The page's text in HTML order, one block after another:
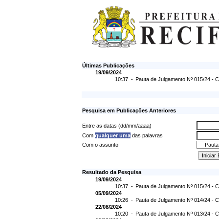
Últimas Publicações
19/09/2024
10:37 - Pauta de Julgamento Nº 015/24 -
Pesquisa em Publicações Anteriores
Entre as datas (dd/mm/aaaa)
Com qualquer uma das palavras
Com o assunto
Resultado da Pesquisa
19/09/2024
10:37 - Pauta de Julgamento Nº 015/24 -
05/09/2024
10:26 - Pauta de Julgamento Nº 014/24 -
22/08/2024
10:20 - Pauta de Julgamento Nº 013/24 -